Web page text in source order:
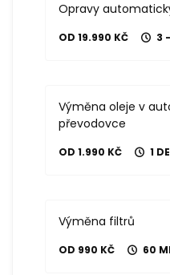
Opravy
OD 19.990 KČ 3
Výměna oleje v
převodovce
OD 1.990 KČ 1
Výměna filtrů
OD 990 KČ 60